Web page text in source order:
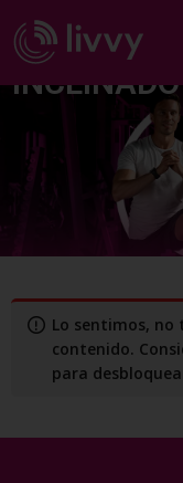
Lo sentimos, no
contenido.
para